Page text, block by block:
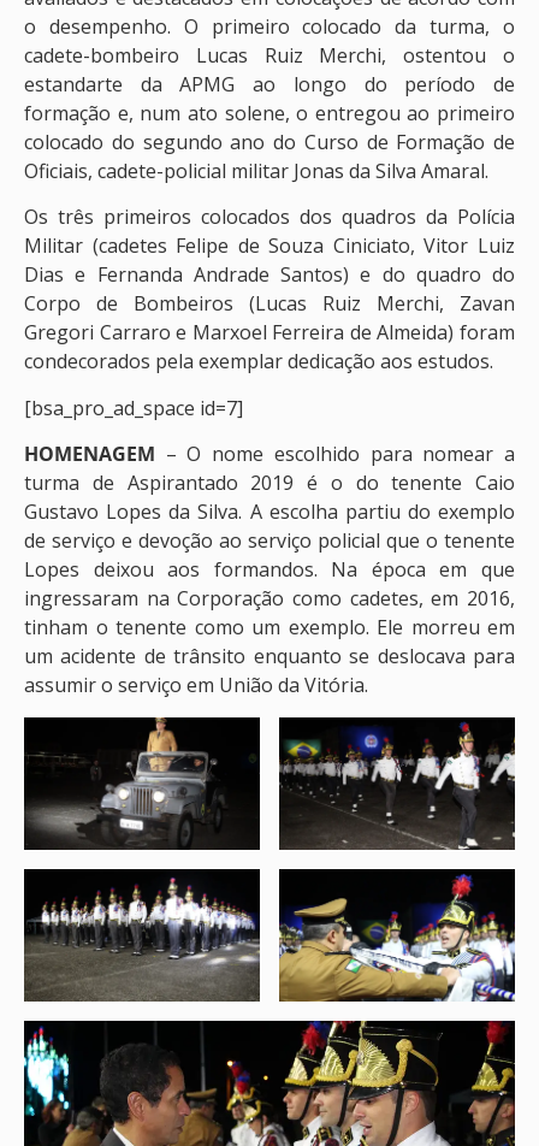
o desempenho. O primeiro colocado da turma, o
cadete-bombeiro Lucas Ruiz Merchi, ostentou o
estandarte da APMG ao longo do período de
formação e, num ato solene, o entregou ao primeiro
colocado do segundo ano do Curso de Formação de
Oficiais, cadete-policial militar Jonas da Silva Amaral.
Os três primeiros colocados dos quadros da Polícia
Militar (cadetes Felipe de Souza Ciniciato, Vitor Luiz
Dias e Fernanda Andrade Santos) e do quadro do
Corpo de Bombeiros (Lucas Ruiz Merchi, Zavan
Gregori Carraro e Marxoel Ferreira de Almeida) foram
condecorados pela exemplar dedicação aos estudos.
[bsa_pro_ad_space id=7]
HOMENAGEM – O nome escolhido para nomear a
turma de Aspirantado 2019 é o do tenente Caio
Gustavo Lopes da Silva. A escolha partiu do exemplo
de serviço e devoção ao serviço policial que o tenente
Lopes deixou aos formandos. Na época em que
ingressaram na Corporação como cadetes, em 2016,
tinham o tenente como um exemplo. Ele morreu em
um acidente de trânsito enquanto se deslocava para
assumir o serviço em União da Vitória.